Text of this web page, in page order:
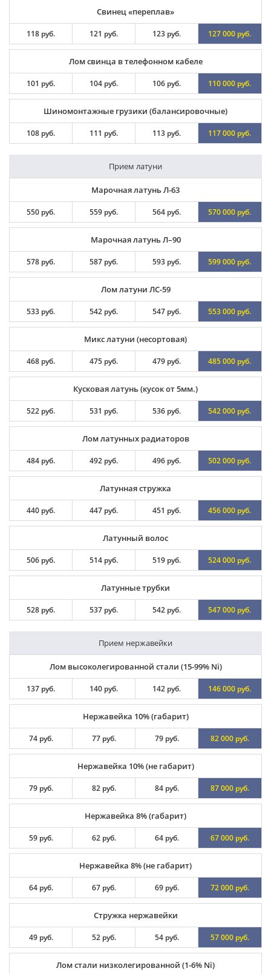
Свинец «переплав»
118 руб. 121 руб. 123 руб. 127 000 руб.
Лом свинца в телефонном кабеле
101 руб. 104 руб. 106 руб. 110 000 руб.
Шиномонтажные грузики (балансировочные)
108 руб. 111 руб. 113 руб. 117 000 руб.
Прием латуни
Марочная латунь Л-63
550 руб. 559 руб. 564 руб. 570 000 руб.
Марочная латунь Л–90
578 руб. 587 руб. 593 руб. 599 000 руб.
Лом латуни ЛС-59
533 руб. 542 руб. 547 руб. 553 000 руб.
Микс латуни (несортовая)
468 руб. 475 руб. 479 руб. 485 000 руб.
Кусковая латунь (кусок от 5мм.)
522 руб. 531 руб. 536 руб. 542 000 руб.
Лом латунных радиаторов
484 руб. 492 руб. 496 руб. 502 000 руб.
Латунная стружка
440 руб. 447 руб. 451 руб. 456 000 руб.
Латунный волос
506 руб. 514 руб. 519 руб. 524 000 руб.
Латунные трубки
528 руб. 537 руб. 542 руб. 547 000 руб.
Прием нержавейки
Лом высоколегированной стали (15-99% Ni)
137 руб. 140 руб. 142 руб. 146 000 руб.
Нержавейка 10% (габарит)
74 руб. 77 руб. 79 руб. 82 000 руб.
Нержавейка 10% (не габарит)
79 руб. 82 руб. 84 руб. 87 000 руб.
Нержавейка 8% (габарит)
59 руб. 62 руб. 64 руб. 67 000 руб.
Нержавейка 8% (не габарит)
64 руб. 67 руб. 69 руб. 72 000 руб.
Стружка нержавейки
49 руб. 52 руб. 54 руб. 57 000 руб.
Лом стали низколегированной (1-6% Ni)